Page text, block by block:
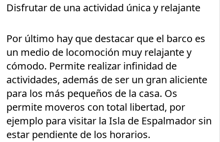
Disfrutar de una actividad única y relajante
Por último hay que destacar que el barco es
un medio de locomoción muy relajante y
cómodo. Permite realizar infinidad de
actividades, además de ser un gran aliciente
para los más pequeños de la casa. Os
permite moveros con total libertad, por
ejemplo para visitar la Isla de Espalmador sin
estar pendiente de los horarios.